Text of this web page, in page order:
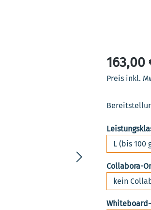
163,00
Preis inkl.
Collabora-